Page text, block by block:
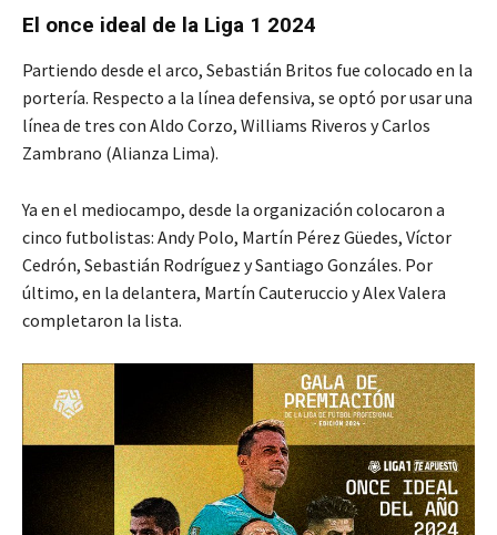
El once ideal de la Liga 1 2024
Partiendo desde el arco, Sebastián Britos fue colocado en la
portería. Respecto a la línea defensiva, se optó por usar una
línea de tres con Aldo Corzo, Williams Riveros y Carlos
Zambrano (Alianza Lima).
Ya en el mediocampo, desde la organización colocaron a
cinco futbolistas: Andy Polo, Martín Pérez Güedes, Víctor
Cedrón, Sebastián Rodríguez y Santiago Gonzáles. Por
último, en la delantera, Martín Cauteruccio y Alex Valera
completaron la lista.